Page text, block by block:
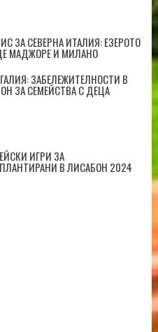
ЗА СЕВЕРНА ИТАЛИЯ: ЕЗЕРОТО
МАДЖОРЕ И МИЛАНО
ЗАБЕЛЕЖИТЕЛНОСТИ В
ЗА СЕМЕЙСТВА С ДЕЦА
ИГРИ ЗА
В ЛИСАБОН 2024